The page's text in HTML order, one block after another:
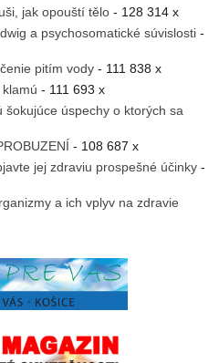
jak opouští tělo - 128 314 x
a psychosomatické súvislosti -
pitím vody - 111 838 x
- 111 693 x
šokujúce úspechy o ktorých sa
- 108 687 x
jej zdraviu prospešné účinky -
a ich vplyv na zdravie